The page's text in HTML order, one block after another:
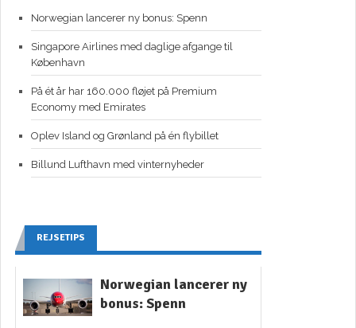
Norwegian lancerer ny bonus: Spenn
Singapore Airlines med daglige afgange til
København
På ét år har 160.000 fløjet på Premium
Economy med Emirates
Oplev Island og Grønland på én flybillet
Billund Lufthavn med vinternyheder
REJSETIPS
Norwegian lancerer ny
bonus: Spenn